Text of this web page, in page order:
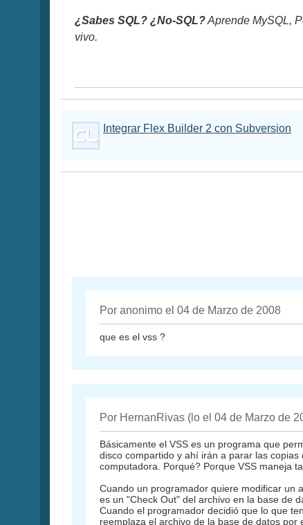
¿Sabes SQL? ¿No-SQL?Aprende MySQL,
vivo.
Integrar Flex Builder 2 con Subversion
Por anonimo el 04 de Marzo de 2008
que es el vss ?
Por HernanRivas (lo el 04 de Marzo de
Básicamente el VSS es un programa que
disco compartido y ahí irán a parar las
computadora. Porqué? Porque VSS maneja
Cuando un programador quiere modificar un
es un "Check Out" del archivo en la base de
Cuando el programador decidió que lo que
reemplaza el archivo de la base de datos